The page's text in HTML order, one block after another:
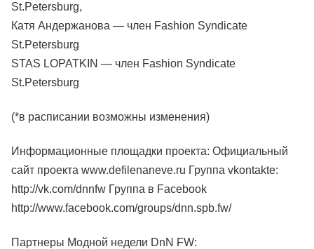
St.Petersburg,
Катя Андержанова — член Fashion Syndicate
St.Petersburg
STAS LOPATKIN — член Fashion Syndicate
St.Petersburg
(*в расписании возможны изменения)
Информационные площадки проекта: Официальный
сайт проекта www.defilenaneve.ru Группа vkontakte:
http://vk.com/dnnfw Группа в Facebook
http://www.facebook.com/groups/dnn.spb.fw/
Партнеры Модной недели DnN FW: